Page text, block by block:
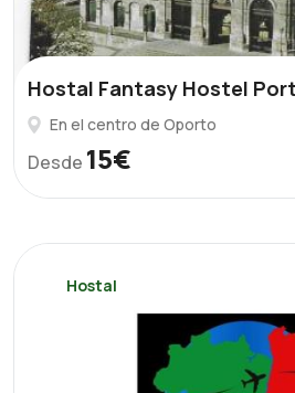
Hostal Fantasy Hostel
En el centro de Oporto
Desde 15€
Hostal